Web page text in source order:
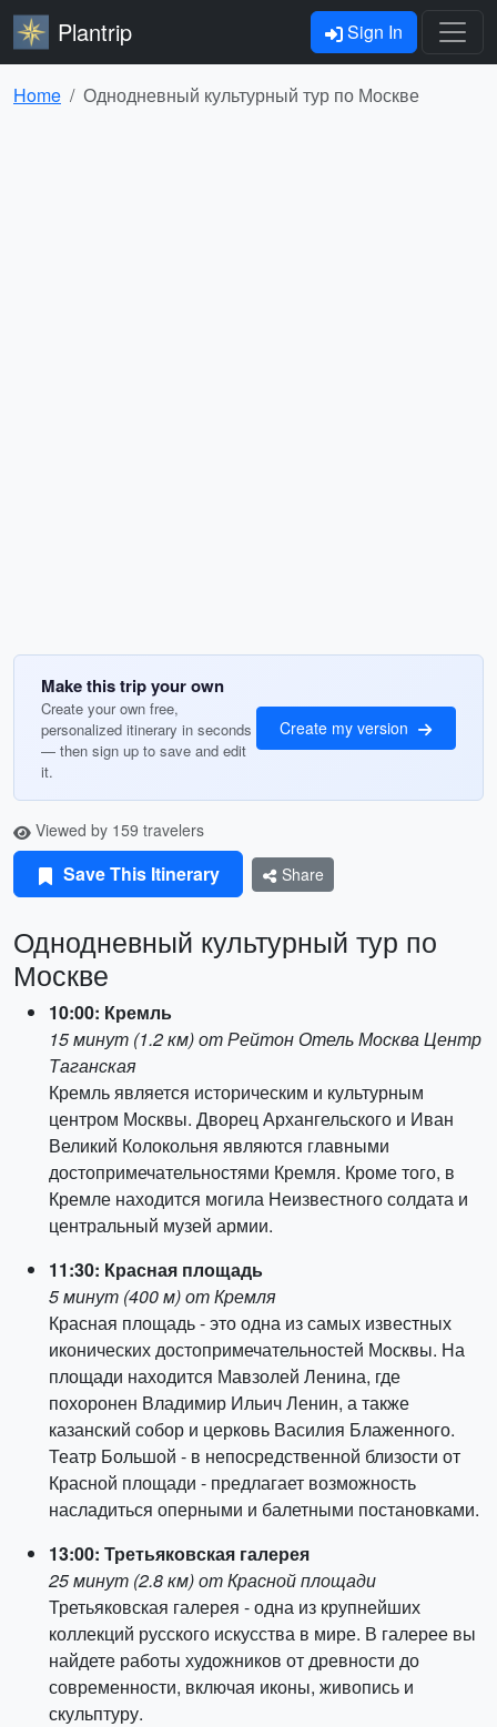
Plantrip Sign In
Home Однодневный культурный тур по Москве
Make this trip your own
Create your own free,
personalized itinerary in seconds
— then sign up to save and edit
it.
Create my version
Viewed by 159 travelers
Save This Itinerary Share
Однодневный культурный тур по
Москве
10:00: Кремль
15 минут (1.2 км) от Рейтон Отель Москва Центр
Таганская
Кремль является историческим и культурным
центром Москвы. Дворец Архангельского и Иван
Великий Колокольня являются главными
достопримечательностями Кремля. Кроме того, в
Кремле находится могила Неизвестного солдата и
центральный музей армии.
11:30: Красная площадь
5 минут (400 м) от Кремля
Красная площадь - это одна из самых известных
иконических достопримечательностей Москвы. На
площади находится Мавзолей Ленина, где
похоронен Владимир Ильич Ленин, а также
казанский собор и церковь Василия Блаженного.
Театр Большой - в непосредственной близости от
Красной площади - предлагает возможность
насладиться оперными и балетными постановками.
13:00: Третьяковская галерея
25 минут (2.8 км) от Красной площади
Третьяковская галерея - одна из крупнейших
коллекций русского искусства в мире. В галерее вы
найдете работы художников от древности до
современности, включая иконы, живопись и
скульптуру.